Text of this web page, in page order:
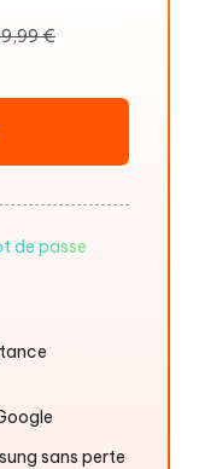
€
de passe
sans perte